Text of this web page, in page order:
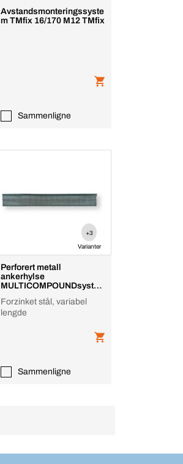
Avstandsmonteringssyste
m TMfix 16/170 M12 TMfix
Sammenligne
+3
Varianter
Perforert metall
ankerhylse
MULTICOMPOUNDsyste
Forzinket stål, variabel
lengde
Sammenligne